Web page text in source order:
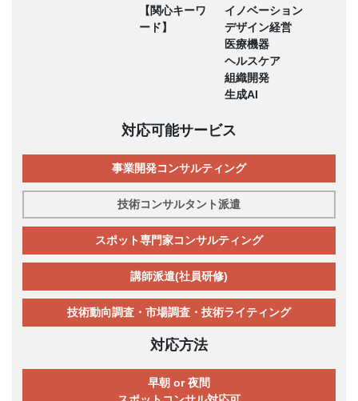
【関心キーワ
ード】
イノベーション
デザイン経営
医療機器
ヘルスケア
組織開発
生成AI
対応可能サービス
事業開発コンサルティング
技術コンサルタント派遣
スポット専門家コンサルティング
講師派遣(社員研修)
技術動向調査・市場調査・技術ライティング
対応方法
早朝 or 夜間